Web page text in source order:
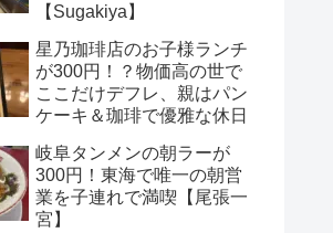
【Sugakiya】
星乃珈琲店のお子様ランチ
が300円！？物価高の世で
ここだけデフレ、親はパン
ケーキ＆珈琲で優雅な休日
岐阜タンメンの朝ラーが
300円！東海で唯一の朝営
業を子連れで満喫【尾張一
宮】